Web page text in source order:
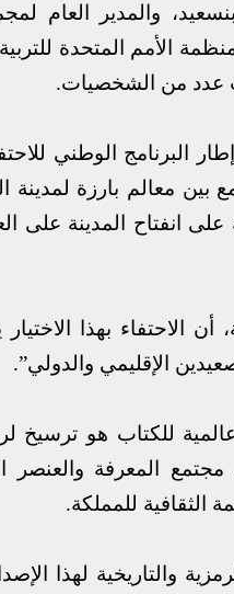
والمدير العام
الأمم المتحدة
عدد من الشخصيات.
البرنامج الوطني
بين معالم بارزة لمدينة
انفتاح المدينة على
أن الاحتفاء بهذا
الإقليمي والدولي”.
للكتاب هو ترسيخ
المعرفة والعنصر
الثقافية للمملكة.
والتاريخية لهذا